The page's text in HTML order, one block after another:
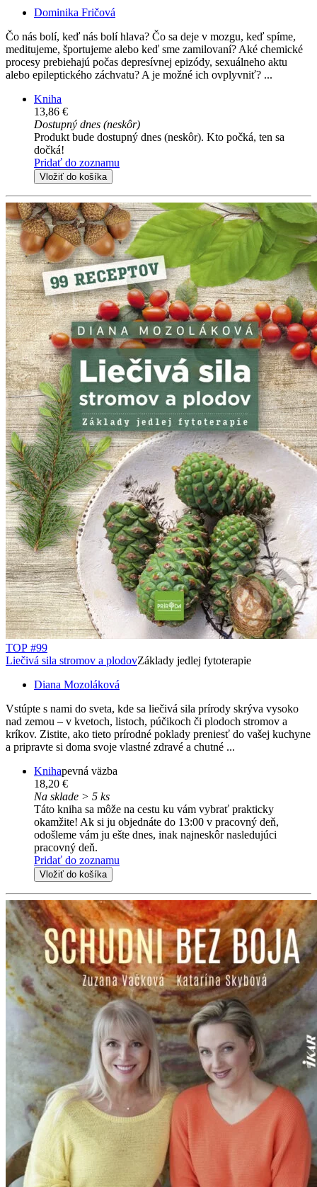
Dominika Fričová
Čo nás bolí, keď nás bolí hlava? Čo sa deje v mozgu, keď spíme,
meditujeme, športujeme alebo keď sme zamilovaní? Aké chemické
procesy prebiehajú počas depresívnej epizódy, sexuálneho aktu
alebo epileptického záchvatu? A je možné ich ovplyvniť? ...
Kniha
13,86 €
Dostupný dnes (neskôr)
Produkt bude dostupný dnes (neskôr). Kto počká, ten sa
dočká!
Pridať do zoznamu
Vložiť do košíka
TOP #99
Liečivá sila stromov a plodovZáklady jedlej fytoterapie
Diana Mozoláková
Vstúpte s nami do sveta, kde sa liečivá sila prírody skrýva vysoko
nad zemou – v kvetoch, listoch, púčikoch či plodoch stromov a
kríkov. Zistite, ako tieto prírodné poklady preniesť do vašej kuchyne
a pripravte si doma svoje vlastné zdravé a chutné ...
Knihapevná väzba
18,20 €
Na sklade > 5 ks
Táto kniha sa môže na cestu ku vám vybrať prakticky
okamžite! Ak si ju objednáte do 13:00 v pracovný deň,
odošleme vám ju ešte dnes, inak najneskôr nasledujúci
pracovný deň.
Pridať do zoznamu
Vložiť do košíka